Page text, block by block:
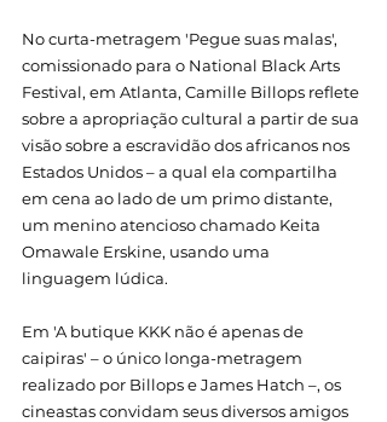
No curta-metragem 'Pegue suas malas',
comissionado para o National Black Arts
Festival, em Atlanta, Camille Billops reflete
sobre a apropriação cultural a partir de sua
visão sobre a escravidão dos africanos nos
Estados Unidos – a qual ela compartilha
em cena ao lado de um primo distante,
um menino atencioso chamado Keita
Omawale Erskine, usando uma
linguagem lúdica.
Em 'A butique KKK não é apenas de
caipiras' – o único longa-metragem
realizado por Billops e James Hatch –, os
cineastas convidam seus diversos amigos